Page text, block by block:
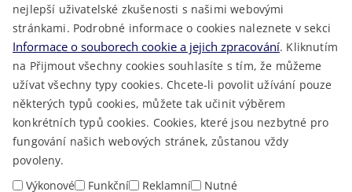
LÉKAŘSKÁ POHOTOVOST
VOLNÁ MÍSTA
AKTUALITY
2023 © Královéhradecký kraj • Vytvořeno vMacron Software
RSS • Mapa stránek •Cookies Prohlášení o přístupnosti
nejlepší uživatelské zkušenosti s našimi webovými
stránkami. Podrobné informace o cookies naleznete v sekci
Informace o souborech cookie a jejich zpracování. Kliknutím
na Přijmout všechny cookies souhlasíte s tím, že můžeme
užívat všechny typy cookies. Chcete-li povolit užívání pouze
některých typů cookies, můžete tak učinit výběrem
konkrétních typů cookies. Cookies, které jsou nezbytné pro
fungování našich webových stránek, zůstanou vždy
povoleny.
Výkonové
Funkční Reklamní Nutné